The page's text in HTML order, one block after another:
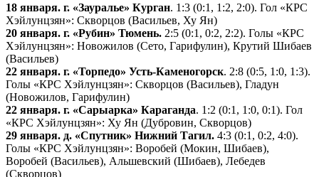
18 января. г. «Зауралье» Курган. 1:3 (0:1, 1:2, 2:0). Гол «КРС
Хэйлунцзян»: Скворцов (Васильев, Ху Ян)
20 января. г. «Рубин» Тюмень. 2:5 (0:1, 0:2, 2:2). Голы «КРС
Хэйлунцзян»: Новожилов (Сето, Гарифулин), Крутий Шибаев
(Васильев)
22 января. г. «Торпедо» Усть-Каменогорск. 2:8 (0:5, 1:0, 1:3).
Голы «КРС Хэйлунцзян»: Скворцов (Васильев), Гладун
(Новожилов, Гарифулин)
22 января. г. «Сарыарка» Караганда. 1:2 (0:1, 1:0, 0:1). Гол
«КРС Хэйлунцзян»: Ху Ян (Дубровин, Скворцов)
29 января. д. «Спутник» Нижний Тагил. 4:3 (0:1, 0:2, 4:0).
Голы «КРС Хэйлунцзян»: Воробей (Мокин, Шибаев),
Воробей (Васильев), Альшевский (Шибаев), Лебедев
(Скворцов)